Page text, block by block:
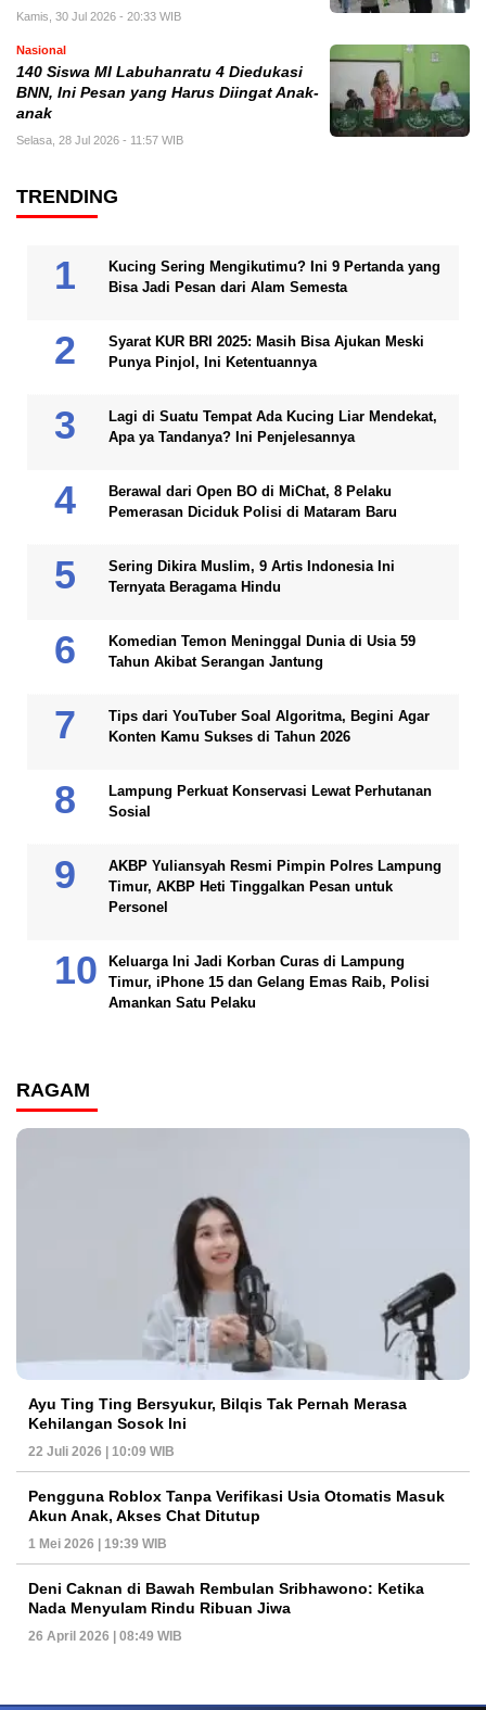
Kamis, 30 Jul 2026 - 20:33 WIB
Nasional
140 Siswa MI Labuhanratu 4 Diedukasi
BNN, Ini Pesan yang Harus Diingat Anak-
anak
Selasa, 28 Jul 2026 - 11:57 WIB
TRENDING
Kucing Sering Mengikutimu? Ini 9 Pertanda yang
Bisa Jadi Pesan dari Alam Semesta
Syarat KUR BRI 2025: Masih Bisa Ajukan Meski
Punya Pinjol, Ini Ketentuannya
Lagi di Suatu Tempat Ada Kucing Liar Mendekat,
Apa ya Tandanya? Ini Penjelesannya
Berawal dari Open BO di MiChat, 8 Pelaku
Pemerasan Diciduk Polisi di Mataram Baru
Sering Dikira Muslim, 9 Artis Indonesia Ini
Ternyata Beragama Hindu
Komedian Temon Meninggal Dunia di Usia 59
Tahun Akibat Serangan Jantung
Tips dari YouTuber Soal Algoritma, Begini Agar
Konten Kamu Sukses di Tahun 2026
Lampung Perkuat Konservasi Lewat Perhutanan
Sosial
AKBP Yuliansyah Resmi Pimpin Polres Lampung
Timur, AKBP Heti Tinggalkan Pesan untuk
Personel
Keluarga Ini Jadi Korban Curas di Lampung
Timur, iPhone 15 dan Gelang Emas Raib, Polisi
Amankan Satu Pelaku
RAGAM
Ayu Ting Ting Bersyukur, Bilqis Tak Pernah Merasa
Kehilangan Sosok Ini
22 Juli 2026 | 10:09 WIB
Pengguna Roblox Tanpa Verifikasi Usia Otomatis Masuk
Akun Anak, Akses Chat Ditutup
1 Mei 2026 | 19:39 WIB
Deni Caknan di Bawah Rembulan Sribhawono: Ketika
Nada Menyulam Rindu Ribuan Jiwa
26 April 2026 | 08:49 WIB